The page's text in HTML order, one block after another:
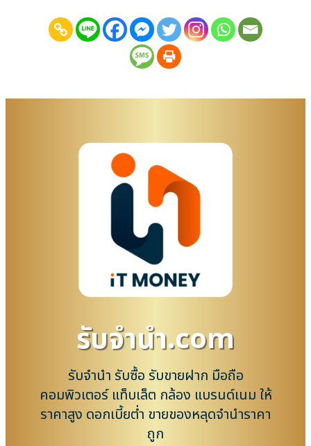
รับจํานํา.com
รับจำนำ รับซื้อ รับขายฝาก มือถือ
คอมพิวเตอร์ แท็บเล็ต กล้อง แบรนด์เนม ให้
ราคาสูง ดอกเบี้ยต่ำ ขายของหลุดจำนำราคา
ถูก